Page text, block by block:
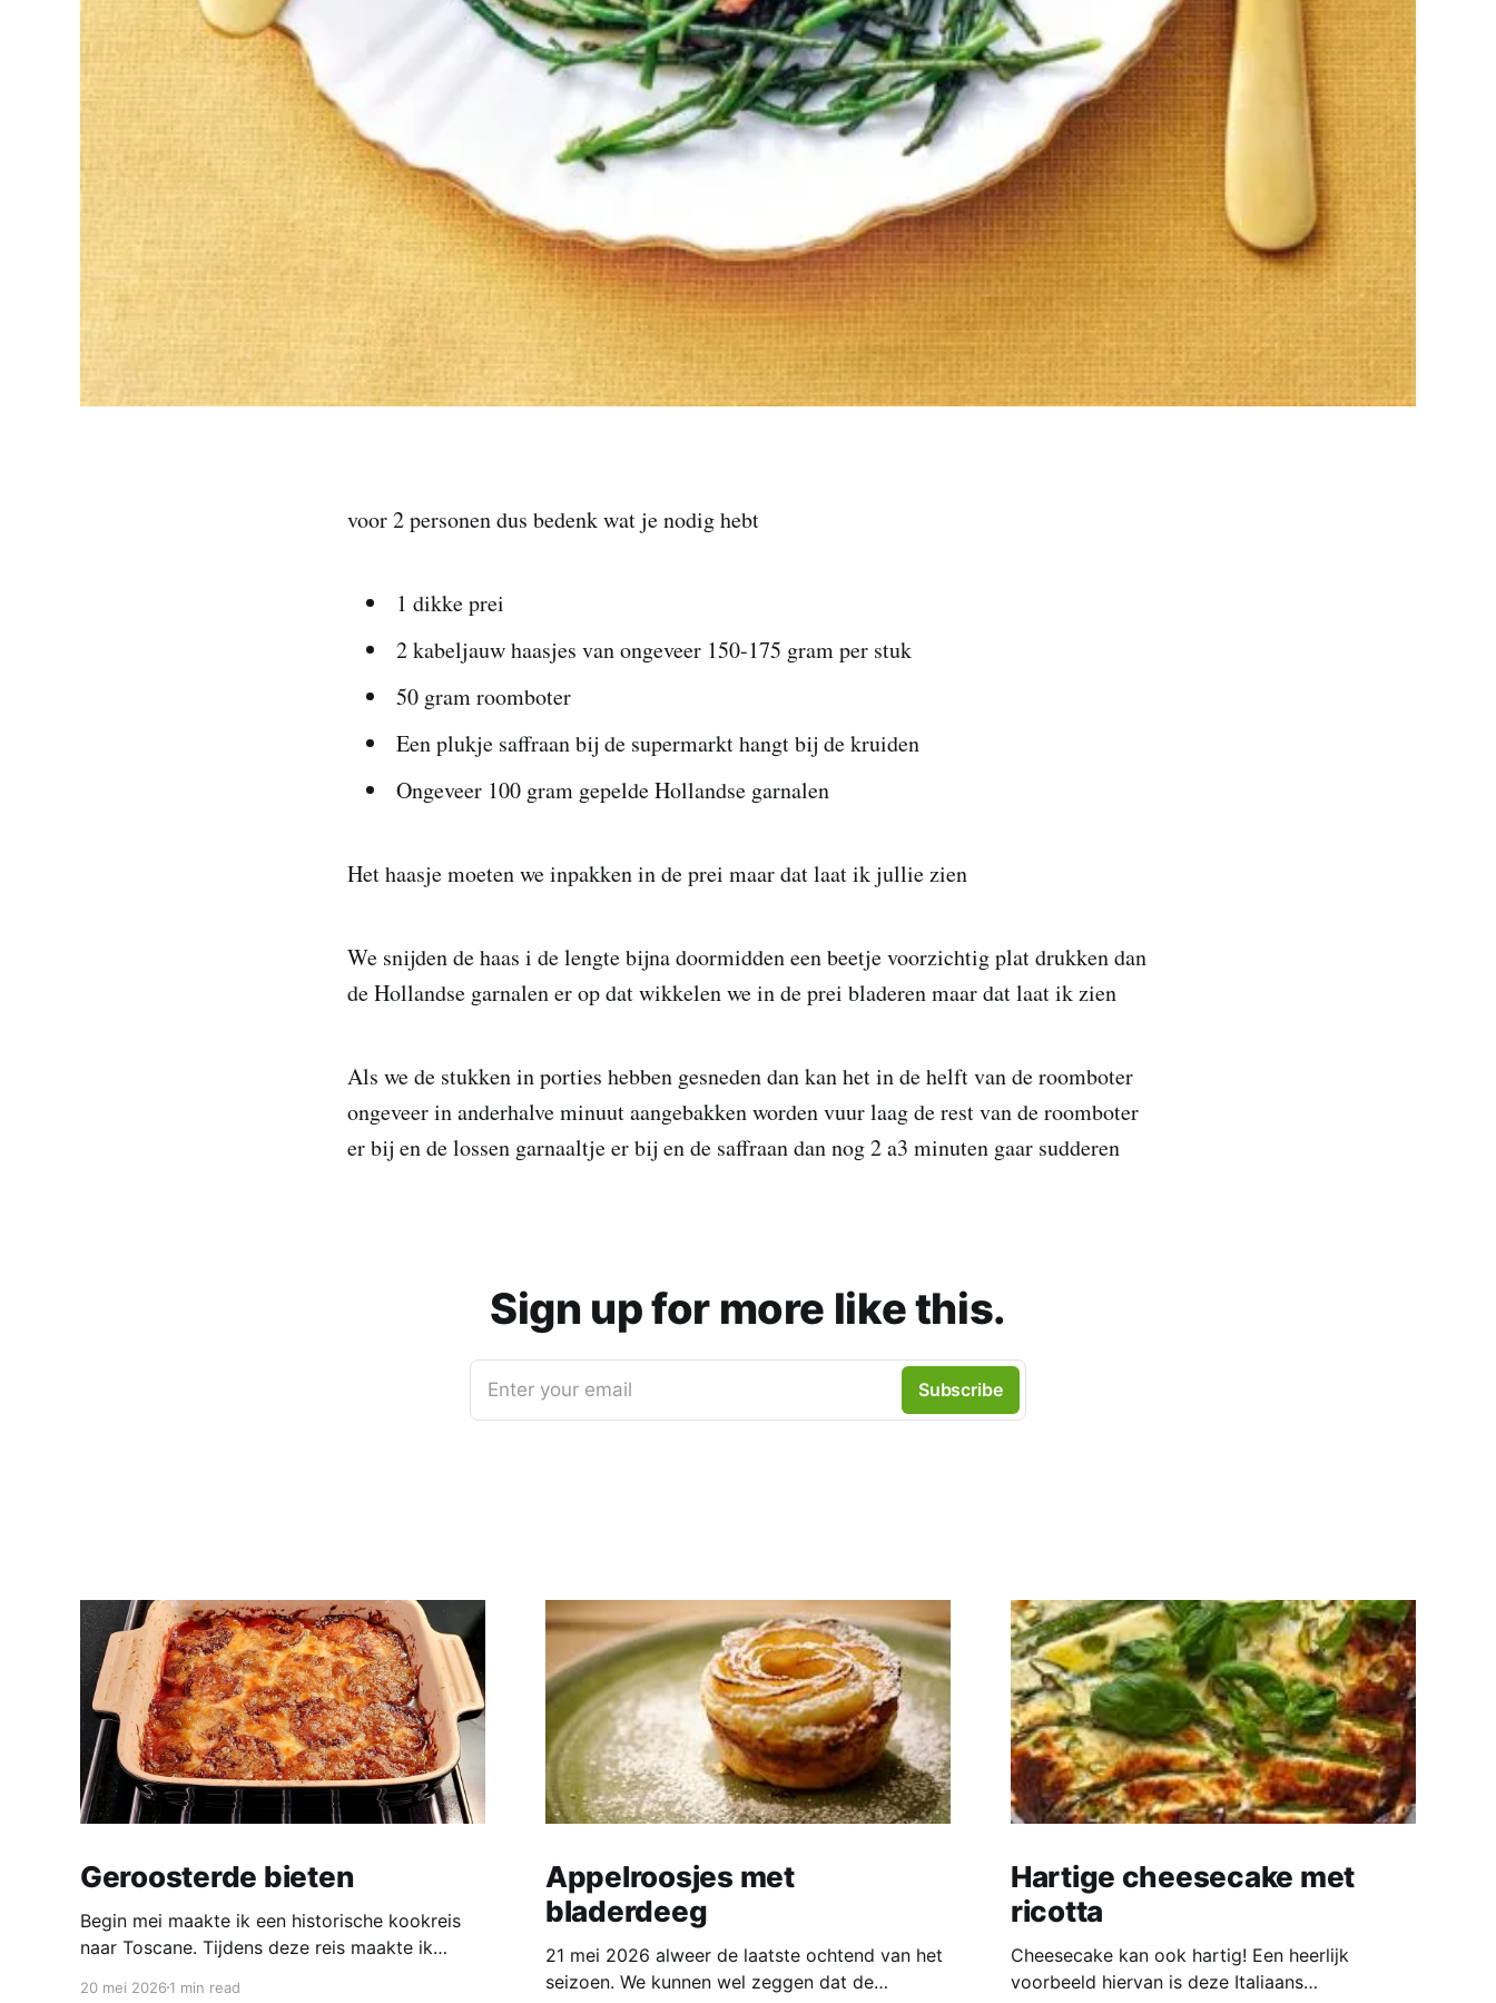
voor 2 personen dus bedenk wat je nodig hebt
1 dikke prei
2 kabeljauw haasjes van ongeveer 150-175 gram per stuk
50 gram roomboter
Een plukje saffraan bij de supermarkt hangt bij de kruiden
Ongeveer 100 gram gepelde Hollandse garnalen
Het haasje moeten we inpakken in de prei maar dat laat ik jullie zien
We snijden de haas i de lengte bijna doormidden een beetje voorzichtig plat drukken dan
de Hollandse garnalen er op dat wikkelen we in de prei bladeren maar dat laat ik zien
Als we de stukken in porties hebben gesneden dan kan het in de helft van de roomboter
ongeveer in anderhalve minuut aangebakken worden vuur laag de rest van de roomboter
er bij en de lossen garnaaltje er bij en de saffraan dan nog 2 a3 minuten gaar sudderen
Sign up for more like this.
Enter your email Subscribe
Geroosterde bieten
Begin mei maakte ik een historische kookreis
naar Toscane. Tijdens deze reis maakte ik
20 mei 2026 1 min read
Appelroosjes met
bladerdeeg
21 mei 2026 alweer de laatste ochtend van het
seizoen. We kunnen wel zeggen dat de
Hartige cheesecake met
ricotta
Cheesecake kan ook hartig! Een heerlijk
voorbeeld hiervan is deze Italiaans